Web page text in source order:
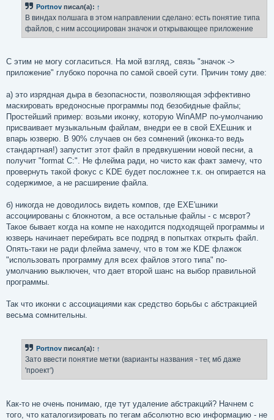
Portnov писал(а): ↑
В виндах полшага в этом направлении сделано: есть понятие типа
файлов, с ним ассоциирован значок и открывающее приложение
С этим не могу согласиться. На мой взгляд, связь "значок ->
приложение" глубоко порочна по самой своей сути. Причин тому две:
а) это изрядная дыра в безопасности, позволяющая эффективно
маскировать вредоносные программы под безобидные файлы;
Простейший пример: возьми иконку, которую WinAMP по-умолчанию
присваивает музыкальным файлам, внедри ее в свой ЕХЕшник и
впарь юзверю. В 90% случаев он без сомнений (иконка-то ведь
стандартная!) запустит этот файл в предвкушении новой песни, а
получит "format C:". Не флейма ради, но чисто как факт замечу, что
провернуть такой фокус с KDE будет посложнее т.к. он опирается на
содержимое, а не расширение файла.
б) никогда не доводилось видеть компов, где ЕХЕ'шники
ассоциированы с блокнотом, а все остальные файлы - с мсврот?
Такое бывает когда на компе не находится подходящей программы и
юзверь начинает перебирать все подряд в попытках открыть файл.
Опять-таки не ради флейма замечу, что в том же KDE флажок
"использовать программу для всех файлов этого типа" по-
умолчанию выключен, что дает второй шанс на выбор правильной
программы.
Так что иконки с ассоциациями как средство борьбы с абстракцией
весьма сомнительны.
Portnov писал(а): ↑
Зато ввести понятие метки (варианты названия - тег, мб даже
'проект')
Как-то не очень понимаю, где тут удаление абстракций? Начнем с
того, что каталогизировать по тегам абсолютно всю информацию - не